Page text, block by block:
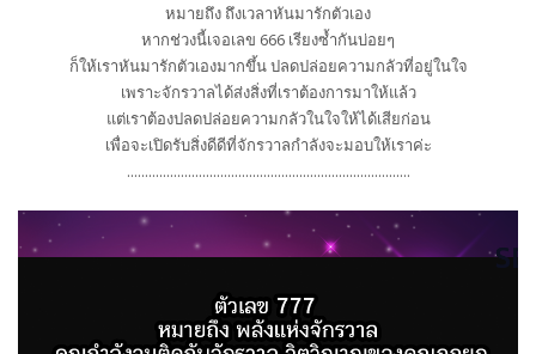
หมายถึง ถึงเวลาหันมารักตัวเอง
หากช่วงนี้เจอเลข 666 เรียงซ้ำกันบ่อยๆ
ก็ให้เราหันมารักตัวเองมากขึ้น ปลดปล่อยความกลัวที่อยู่ในใจ
เพราะจักรวาลได้ส่งสิ่งที่เราต้องการมาให้แล้ว
แต่เราต้องปลดปล่อยความกลัวในใจให้ได้เสียก่อน
เพื่อจะเปิดรับสิ่งดีดีที่จักรวาลกำลังจะมอบให้เราค่ะ
...............................................................................